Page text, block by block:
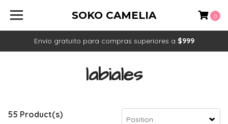
Envío gratuito para compras superiores a $999
SOKO CAMELIA 0
labiales
55 Product(s)